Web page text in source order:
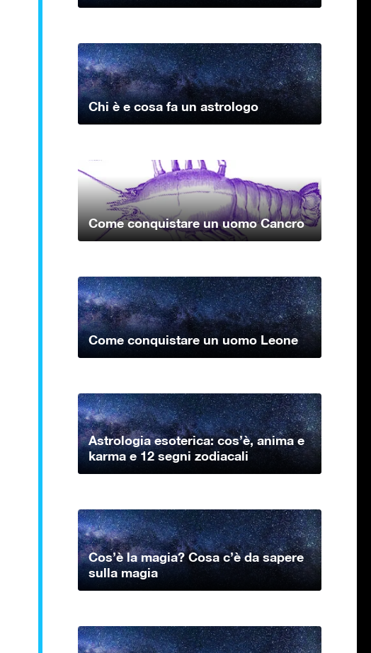
Chi è e cosa fa un astrologo
Come conquistare un uomo Cancro
Come conquistare un uomo Leone
Astrologia esoterica: cos’è, anima e
karma e 12 segni zodiacali
Cos’è la magia? Cosa c’è da sapere
sulla magia